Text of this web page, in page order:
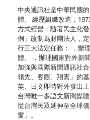
中央通訊社是中華民國
體。 經歷組織改造，
方式經營；隨著民主化
例」改制為財團法人，
行三大法定任務： ．辦
體。 ．辦理國家對外新
加強與國際新聞通訊社
領先、客觀、翔實」的
英、日文即時對外發出
台灣唯一多語文新聞媒
從台灣民眾延伸至全球
窗」。